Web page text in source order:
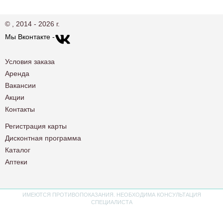
© , 2014 - 2026 г.
Мы Вконтакте -
Условия заказа
Аренда
Вакансии
Акции
Контакты
Регистрация карты
Дисконтная программа
Каталог
Аптеки
ИМЕЮТСЯ ПРОТИВОПОКАЗАНИЯ. НЕОБХОДИМА КОНСУЛЬТАЦИЯ
СПЕЦИАЛИСТА